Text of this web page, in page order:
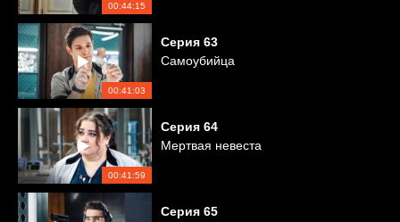
00:44:15
00:41:03
Серия 63
Самоубийца
00:41:59
Серия 64
Мертвая невеста
Серия 65